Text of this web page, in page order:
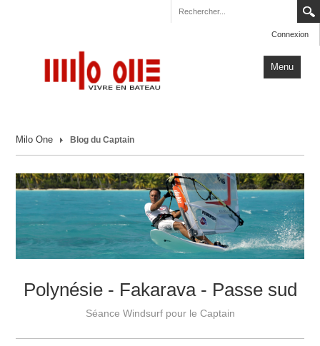
Connexion
Menu
Carnets de Voyage
Actualités
Plus
Milo One Blog du Captain
Polynésie - Fakarava - Passe sud
Séance Windsurf pour le Captain